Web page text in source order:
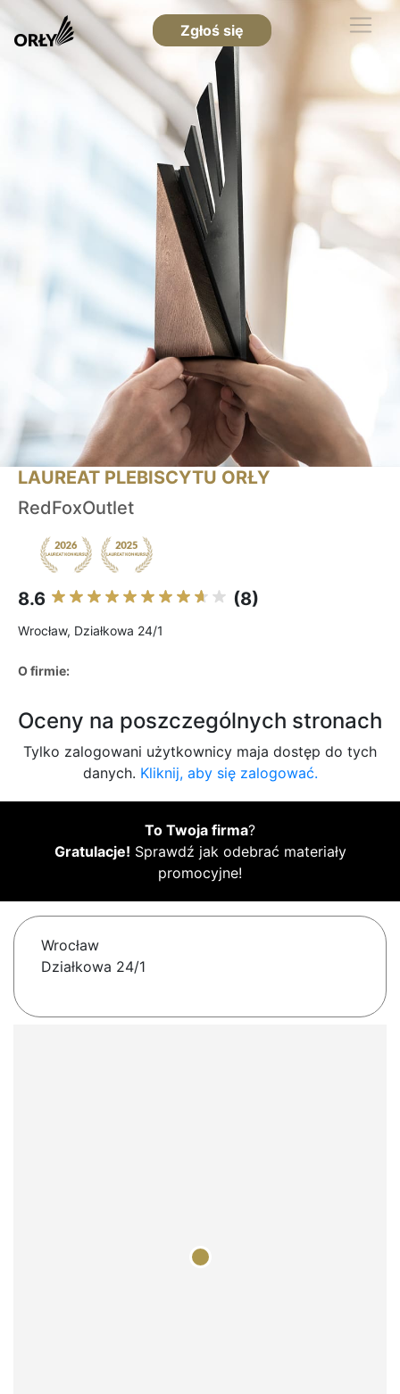
Zgłoś się
LAUREAT PLEBISCYTU ORŁY
RedFoxOutlet
8.6 (8)
Wrocław, Działkowa 24/1
O firmie:
Oceny na poszczególnych stronach
Tylko zalogowani użytkownicy maja dostęp do tych
danych. Kliknij, aby się zalogować.
To Twoja firma?
Gratulacje! Sprawdź jak odebrać materiały
promocyjne!
Wrocław
Działkowa 24/1